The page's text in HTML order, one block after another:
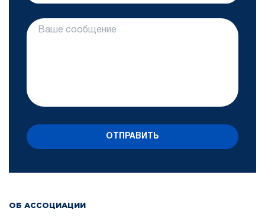
ОБ АССОЦИАЦИИ
ОТПРАВИТЬ